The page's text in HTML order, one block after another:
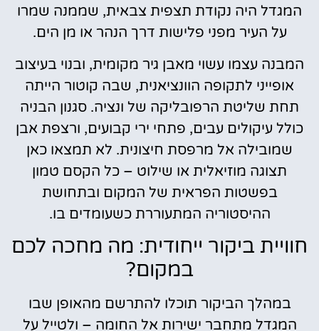
המגדל היה נקודת תצפית צבאית, שממנה שמרו
על העיר מפני פלישות דרך הנהר או מן הים.
המבנה עצמו עשוי מאבן גיר מקומית, ובנוי בעיצוב
אופייני לתקופה הוונציאנית, שבה קוטור הייתה
תחת שליטת הרפובליקה של ונציה. סגנון הבניה
כולל עיקולים עבים, פתחי ירי קבועים, ורצפת אבן
שמובילה אל מרפסת חיצונית. לא תמצאו כאן
תצוגה מוזיאלית או שילוט – כל הקסם טמון
בפשטות הפראית של המקום ובתחושת
ההיסטוריה המתעוררת כשעומדים בו.
חוויית ביקור ייחודית: מה מחכה לכם
במקום?
במהלך הביקור תוכלו להתרשם מהאופן שבו
המגדל מתחבר ישירות אל החומה – ולטייל על